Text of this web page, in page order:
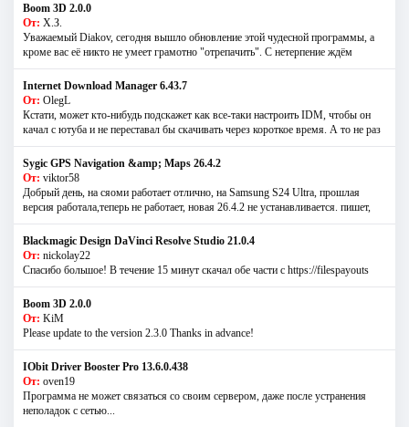
Boom 3D 2.0.0
От: Х.З.
Уважаемый Diakov, сегодня вышло обновление этой чудесной программы, а
кроме вас её никто не умеет грамотно "отрепачить". С нетерпение ждём
Internet Download Manager 6.43.7
От: OlegL
Кстати, может кто-нибудь подскажет как все-таки настроить IDM, чтобы он
качал с ютуба и не переставал бы скачивать через короткое время. А то не раз
Sygic GPS Navigation &amp; Maps 26.4.2
От: viktor58
Добрый день, на сяоми работает отлично, на Samsung S24 Ultra, прошлая
версия работала,теперь не работает, новая 26.4.2 не устанавливается. пишет,
Blackmagic Design DaVinci Resolve Studio 21.0.4
От: nickolay22
Спасибо большое! В течение 15 минут скачал обе части с https://filespayouts
Boom 3D 2.0.0
От: KiM
Please update to the version 2.3.0 Thanks in advance!
IObit Driver Booster Pro 13.6.0.438
От: oven19
Программа не может связаться со своим сервером, даже после устранения
неполадок с сетью...